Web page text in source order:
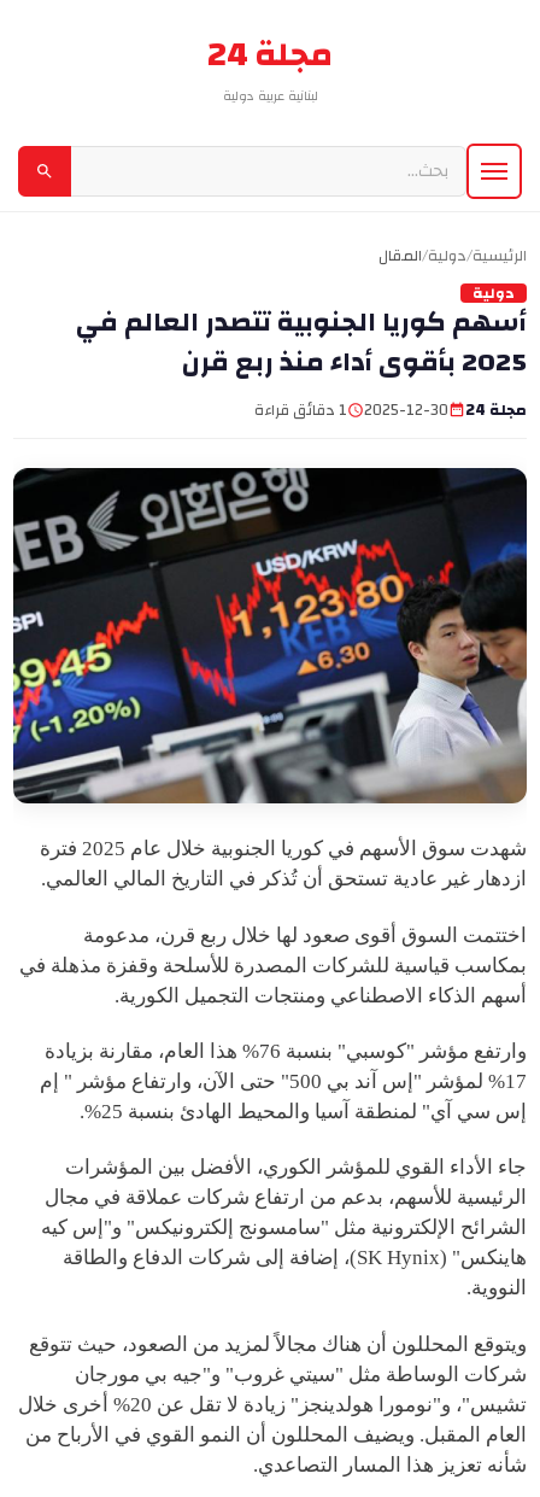
مجلة 24
لبنانية عربية دولية
الرئيسية/دولية/المقال
دولية
أسهم كوريا الجنوبية تتصدر العالم في
2025 بأقوى أداء منذ ربع قرن
مجلة 24 2025-12-30 1 دقائق قراءة
شهدت سوق الأسهم في كوريا الجنوبية خلال عام 2025 فترة
ازدهار غير عادية تستحق أن تُذكر في التاريخ المالي العالمي.
اختتمت السوق أقوى صعود لها خلال ربع قرن، مدعومة
بمكاسب قياسية للشركات المصدرة للأسلحة وقفزة مذهلة في
أسهم الذكاء الاصطناعي ومنتجات التجميل الكورية.
وارتفع مؤشر "كوسبي" بنسبة 76% هذا العام، مقارنة بزيادة
17% لمؤشر "إس آند بي 500" حتى الآن، وارتفاع مؤشر " إم
إس سي آي" لمنطقة آسيا والمحيط الهادئ بنسبة 25%.
جاء الأداء القوي للمؤشر الكوري، الأفضل بين المؤشرات
الرئيسية للأسهم، بدعم من ارتفاع شركات عملاقة في مجال
الشرائح الإلكترونية مثل "سامسونج إلكترونيكس" و"إس كيه
هاينكس" (SK Hynix)، إضافة إلى شركات الدفاع والطاقة
النووية.
ويتوقع المحللون أن هناك مجالاً لمزيد من الصعود، حيث تتوقع
شركات الوساطة مثل "سيتي غروب" و"جيه بي مورجان
تشيس"، و"نومورا هولدينجز" زيادة لا تقل عن 20% أخرى خلال
العام المقبل. ويضيف المحللون أن النمو القوي في الأرباح من
شأنه تعزيز هذا المسار التصاعدي.